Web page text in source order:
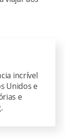
incrível
Unidos e
e